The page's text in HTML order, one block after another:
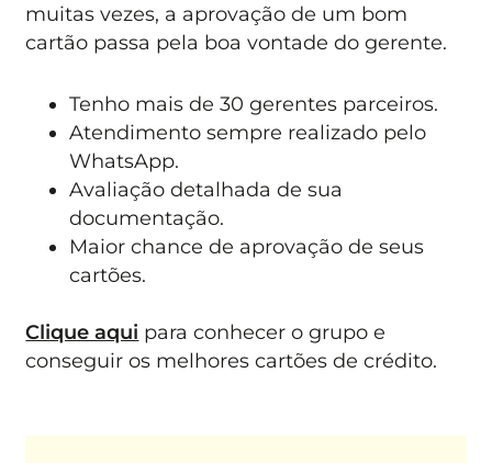
muitas vezes, a aprovação de um bom
cartão passa pela boa vontade do gerente.
Tenho mais de 30 gerentes parceiros.
Atendimento sempre realizado pelo
WhatsApp.
Avaliação detalhada de sua
documentação.
Maior chance de aprovação de seus
cartões.
Clique aqui para conhecer o grupo e
conseguir os melhores cartões de crédito.